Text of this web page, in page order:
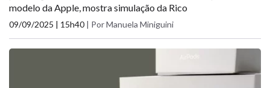
modelo da Apple, mostra simulação da Rico
09/09/2025 | 15h40 | Por Manuela Miniguini